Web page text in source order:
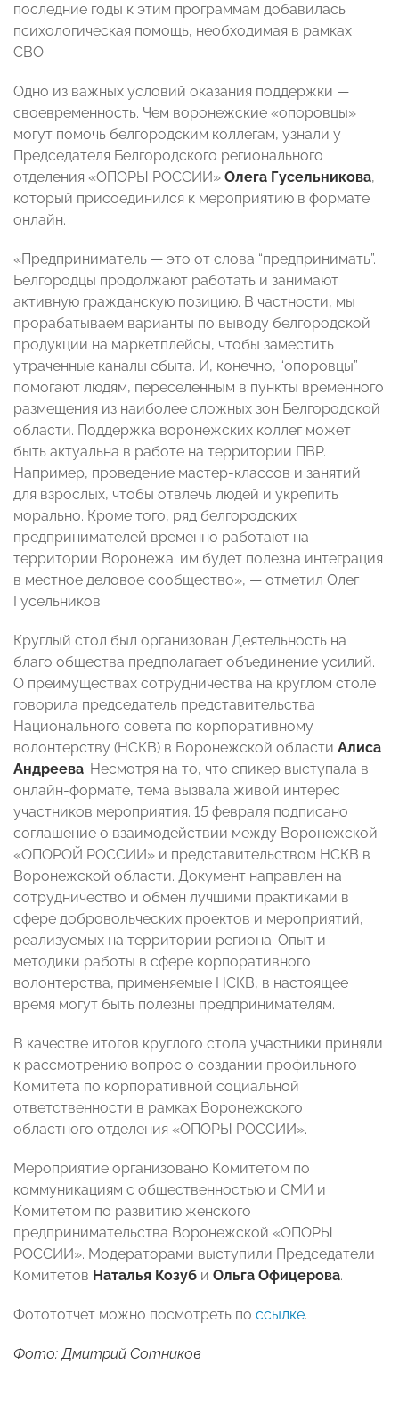
последние годы к этим программам добавилась
психологическая помощь, необходимая в рамках
СВО.
Одно из важных условий оказания поддержки —
своевременность. Чем воронежские «опоровцы»
могут помочь белгородским коллегам, узнали у
Председателя Белгородского регионального
отделения «ОПОРЫ РОССИИ» Олега Гусельникова,
который присоединился к мероприятию в формате
онлайн.
«Предприниматель — это от слова “предпринимать”.
Белгородцы продолжают работать и занимают
активную гражданскую позицию. В частности, мы
прорабатываем варианты по выводу белгородской
продукции на маркетплейсы, чтобы заместить
утраченные каналы сбыта. И, конечно, “опоровцы”
помогают людям, переселенным в пункты временного
размещения из наиболее сложных зон Белгородской
области. Поддержка воронежских коллег может
быть актуальна в работе на территории ПВР.
Например, проведение мастер-классов и занятий
для взрослых, чтобы отвлечь людей и укрепить
морально. Кроме того, ряд белгородских
предпринимателей временно работают на
территории Воронежа: им будет полезна интеграция
в местное деловое сообщество», — отметил Олег
Гусельников.
Круглый стол был организован Деятельность на
благо общества предполагает объединение усилий.
О преимуществах сотрудничества на круглом столе
говорила председатель представительства
Национального совета по корпоративному
волонтерству (НСКВ) в Воронежской области Алиса
Андреева. Несмотря на то, что спикер выступала в
онлайн-формате, тема вызвала живой интерес
участников мероприятия. 15 февраля подписано
соглашение о взаимодействии между Воронежской
«ОПОРОЙ РОССИИ» и представительством НСКВ в
Воронежской области. Документ направлен на
сотрудничество и обмен лучшими практиками в
сфере добровольческих проектов и мероприятий,
реализуемых на территории региона. Опыт и
методики работы в сфере корпоративного
волонтерства, применяемые НСКВ, в настоящее
время могут быть полезны предпринимателям.
В качестве итогов круглого стола участники приняли
к рассмотрению вопрос о создании профильного
Комитета по корпоративной социальной
ответственности в рамках Воронежского
областного отделения «ОПОРЫ РОССИИ».
Мероприятие организовано Комитетом по
коммуникациям с общественностью и СМИ и
Комитетом по развитию женского
предпринимательства Воронежской «ОПОРЫ
РОССИИ». Модераторами выступили Председатели
Комитетов Наталья Козуб и Ольга Офицерова.
Фотототчет можно посмотреть по ссылке.
Фото: Дмитрий Сотников